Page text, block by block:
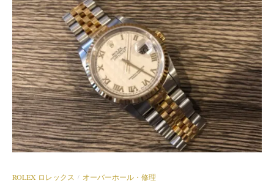
ROLEX ロレックス / オーバーホール・修理